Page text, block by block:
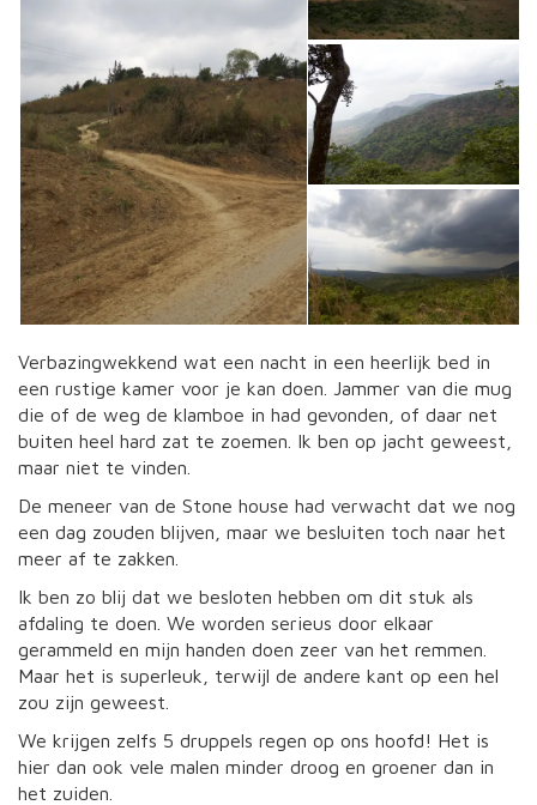
Verbazingwekkend wat een nacht in een heerlijk bed in
een rustige kamer voor je kan doen. Jammer van die mug
die of de weg de klamboe in had gevonden, of daar net
buiten heel hard zat te zoemen. Ik ben op jacht geweest,
maar niet te vinden.
De meneer van de Stone house had verwacht dat we nog
een dag zouden blijven, maar we besluiten toch naar het
meer af te zakken.
Ik ben zo blij dat we besloten hebben om dit stuk als
afdaling te doen. We worden serieus door elkaar
gerammeld en mijn handen doen zeer van het remmen.
Maar het is superleuk, terwijl de andere kant op een hel
zou zijn geweest.
We krijgen zelfs 5 druppels regen op ons hoofd! Het is
hier dan ook vele malen minder droog en groener dan in
het zuiden.